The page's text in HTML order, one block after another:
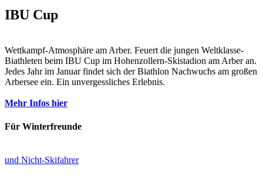
IBU Cup
Wettkampf-Atmosphäre am Arber. Feuert die jungen Weltklasse-
Biathleten beim IBU Cup im Hohenzollern-Skistadion am Arber an.
Jedes Jahr im Januar findet sich der Biathlon Nachwuchs am großen
Arbersee ein. Ein unvergessliches Erlebnis.
Mehr Infos hier
Für Winterfreunde
und Nicht-Skifahrer